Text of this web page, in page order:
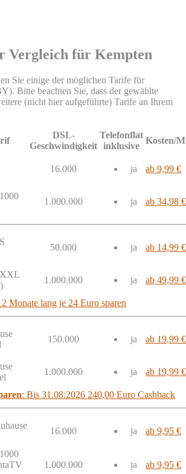
Vergleich für Kempten
Sie einige der möglichen Tarife für
Bitte beachten Sie, dass der gewählte
(nicht hier aufgeführte) Tarife an Ihrem
DSL-
Geschwindigkeit
Telefonflat
inklusive
Kosten/
16.000 ja ab 9,99 €
1.000.000 ja ab 34,98 €
50.000 ja ab 14,99 €
1.000.000 ja ab 49,99 €
Monate lang je 24 Euro sparen
150.000 ja ab 19,99 €
1.000.000 ja ab 19,99 €
: Bis 31.08.2026 240,00 Euro Cashback
16.000 ja ab 9,95 €
1.000.000 ja ab 9,95 €